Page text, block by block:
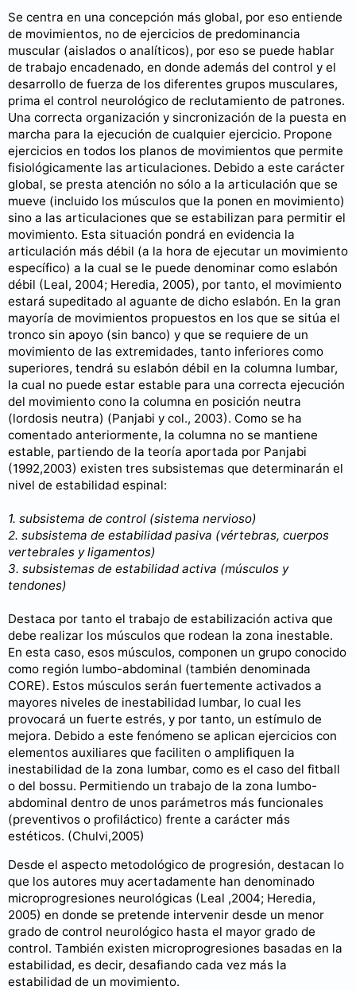
Se centra en una concepción más global, por eso entiende
de movimientos, no de ejercicios de predominancia
muscular (aislados o analíticos), por eso se puede hablar
de trabajo encadenado, en donde además del control y el
desarrollo de fuerza de los diferentes grupos musculares,
prima el control neurológico de reclutamiento de patrones.
Una correcta organización y sincronización de la puesta en
marcha para la ejecución de cualquier ejercicio. Propone
ejercicios en todos los planos de movimientos que permite
fisiológicamente las articulaciones. Debido a este carácter
global, se presta atención no sólo a la articulación que se
mueve (incluido los músculos que la ponen en movimiento)
sino a las articulaciones que se estabilizan para permitir el
movimiento. Esta situación pondrá en evidencia la
articulación más débil (a la hora de ejecutar un movimiento
específico) a la cual se le puede denominar como eslabón
débil (Leal, 2004; Heredia, 2005), por tanto, el movimiento
estará supeditado al aguante de dicho eslabón. En la gran
mayoría de movimientos propuestos en los que se sitúa el
tronco sin apoyo (sin banco) y que se requiere de un
movimiento de las extremidades, tanto inferiores como
superiores, tendrá su eslabón débil en la columna lumbar,
la cual no puede estar estable para una correcta ejecución
del movimiento cono la columna en posición neutra
(lordosis neutra) (Panjabi y col., 2003). Como se ha
comentado anteriormente, la columna no se mantiene
estable, partiendo de la teoría aportada por Panjabi
(1992,2003) existen tres subsistemas que determinarán el
nivel de estabilidad espinal:
1. subsistema de control (sistema nervioso)
2. subsistema de estabilidad pasiva (vértebras, cuerpos
vertebrales y ligamentos)
3. subsistemas de estabilidad activa (músculos y
tendones)
Destaca por tanto el trabajo de estabilización activa que
debe realizar los músculos que rodean la zona inestable.
En esta caso, esos músculos, componen un grupo conocido
como región lumbo-abdominal (también denominada
CORE). Estos músculos serán fuertemente activados a
mayores niveles de inestabilidad lumbar, lo cual les
provocará un fuerte estrés, y por tanto, un estímulo de
mejora. Debido a este fenómeno se aplican ejercicios con
elementos auxiliares que faciliten o amplifiquen la
inestabilidad de la zona lumbar, como es el caso del fitball
o del bossu. Permitiendo un trabajo de la zona lumbo-
abdominal dentro de unos parámetros más funcionales
(preventivos o profiláctico) frente a carácter más
estéticos. (Chulvi,2005)
Desde el aspecto metodológico de progresión, destacan lo
que los autores muy acertadamente han denominado
microprogresiones neurológicas (Leal ,2004; Heredia,
2005) en donde se pretende intervenir desde un menor
grado de control neurológico hasta el mayor grado de
control. También existen microprogresiones basadas en la
estabilidad, es decir, desafiando cada vez más la
estabilidad de un movimiento.